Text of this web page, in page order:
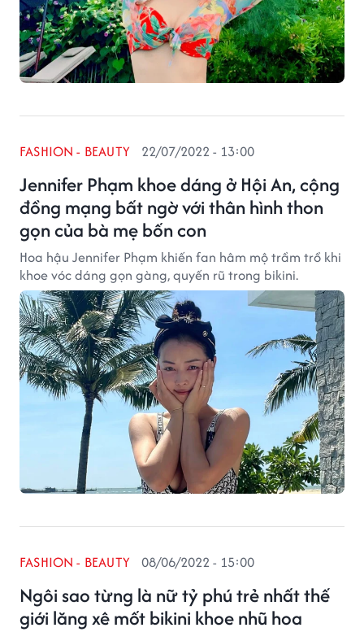
Jennifer Phạm khoe dáng ở Hội An, cộng
đồng mạng bất ngờ với thân hình thon
gọn của bà mẹ bốn con
FASHION - BEAUTY 22/07/2022 - 13:00
Hoa hậu Jennifer Phạm khiến fan hâm mộ trầm trồ khi
khoe vóc dáng gọn gàng, quyến rũ trong bikini.
Ngôi sao từng là nữ tỷ phú trẻ nhất thế
giới lăng xê mốt bikini khoe nhũ hoa
FASHION - BEAUTY 08/06/2022 - 15:00